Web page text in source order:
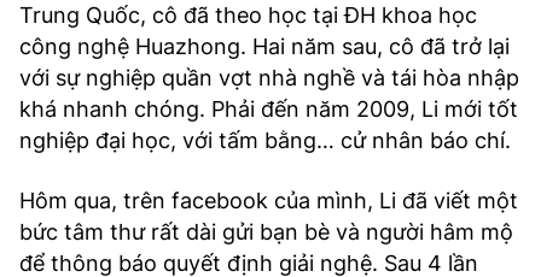
Trung Quốc, cô đã theo học tại ĐH khoa học
công nghệ Huazhong. Hai năm sau, cô đã trở lại
với sự nghiệp quần vợt nhà nghề và tái hòa nhập
khá nhanh chóng. Phải đến năm 2009, Li mới tốt
nghiệp đại học, với tấm bằng… cử nhân báo chí.
Hôm qua, trên facebook của mình, Li đã viết một
bức tâm thư rất dài gửi bạn bè và người hâm mộ
để thông báo quyết định giải nghệ. Sau 4 lần